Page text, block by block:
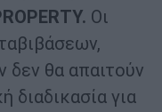
Οι
θα απαιτούν
διαδικασία για